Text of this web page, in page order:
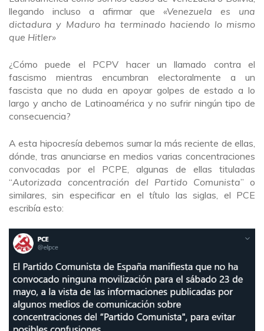
llegando incluso a afirmar que«Venezuela es una
dictadura y Maduro ha terminado haciendo lo mismo
que Hitler»
¿Cómo puede el PCPV hacer un llamado contra el
fascismo mientras encumbran electoralmente a un
fascista que no duda en apoyar golpes de estado a lo
largo y ancho de Latinoamérica y no sufrir ningún tipo de
consecuencia?
A esta hipocresía debemos sumar la más reciente de ellas,
dónde, tras anunciarse en medios varias concentraciones
convocadas por el PCPE, algunas de ellas tituladas
“Autorizada concentración del Partido Comunista” o
similares, sin especificar en el título las siglas, el PCE
escribía esto: